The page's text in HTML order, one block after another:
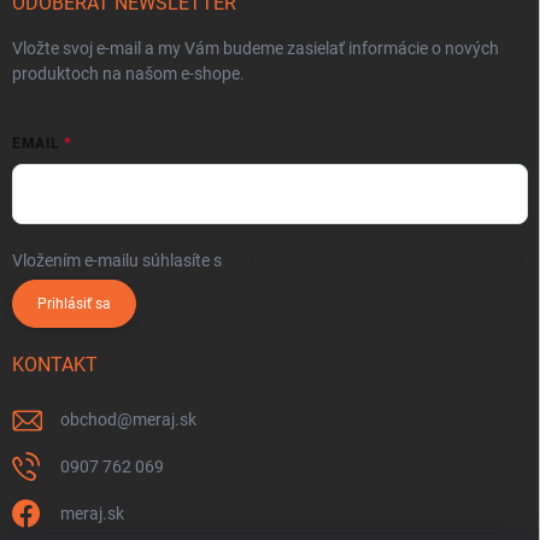
Vložte svoj e-mail a my Vám budeme zasielať informácie o nových
produktoch na našom e-shope.
EMAIL
Vložením e-mailu súhlasíte s
Prihlásiť sa
KONTAKT
obchod@meraj.sk
0907 762 069
meraj.sk